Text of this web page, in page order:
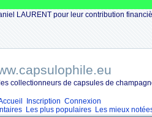
LAURENT pour leur contribution
collectionneurs de capsules de
Inscription Connexion
Les plus populaires Les mieux